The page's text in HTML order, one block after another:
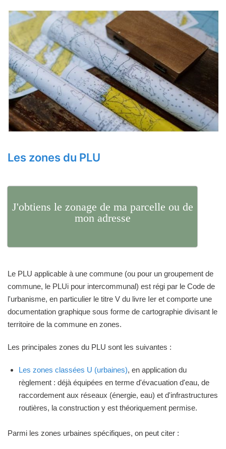
Les zones du PLU
J'obtiens le zonage de ma parcelle ou de
mon adresse
Le PLU applicable à une commune (ou pour un groupement de
commune, le PLUi pour intercommunal) est régi par le Code de
l'urbanisme, en particulier le titre V du livre Ier et comporte une
documentation graphique sous forme de cartographie divisant le
territoire de la commune en zones.
Les principales zones du PLU sont les suivantes :
Les zones classées U (urbaines), en application du
règlement : déjà équipées en terme d'évacuation d'eau, de
raccordement aux réseaux (énergie, eau) et d'infrastructures
routières, la construction y est théoriquement permise.
Parmi les zones urbaines spécifiques, on peut citer :